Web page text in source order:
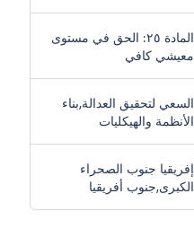
المادة ٢٥: الحق في مستوى
معيشي كافي
السعي لتحقيق العدالة,بناء
الأنظمة والهيكليات
إفريقيا جنوب الصحراء
الكبرى,جنوب أفريقيا